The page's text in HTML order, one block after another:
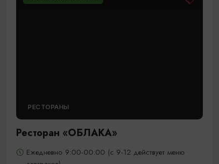
РЕСТОРАНЫ
Ресторан «ОБЛАКА»
Ежедневно 9:00-00:00 (с 9-12 действует меню